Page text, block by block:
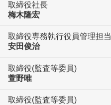
取締役社長
梅木隆宏
取締役専務執行役員管理担当
安田俊治
取締役(監査等委員)
萱野唯
取締役(監査等委員)